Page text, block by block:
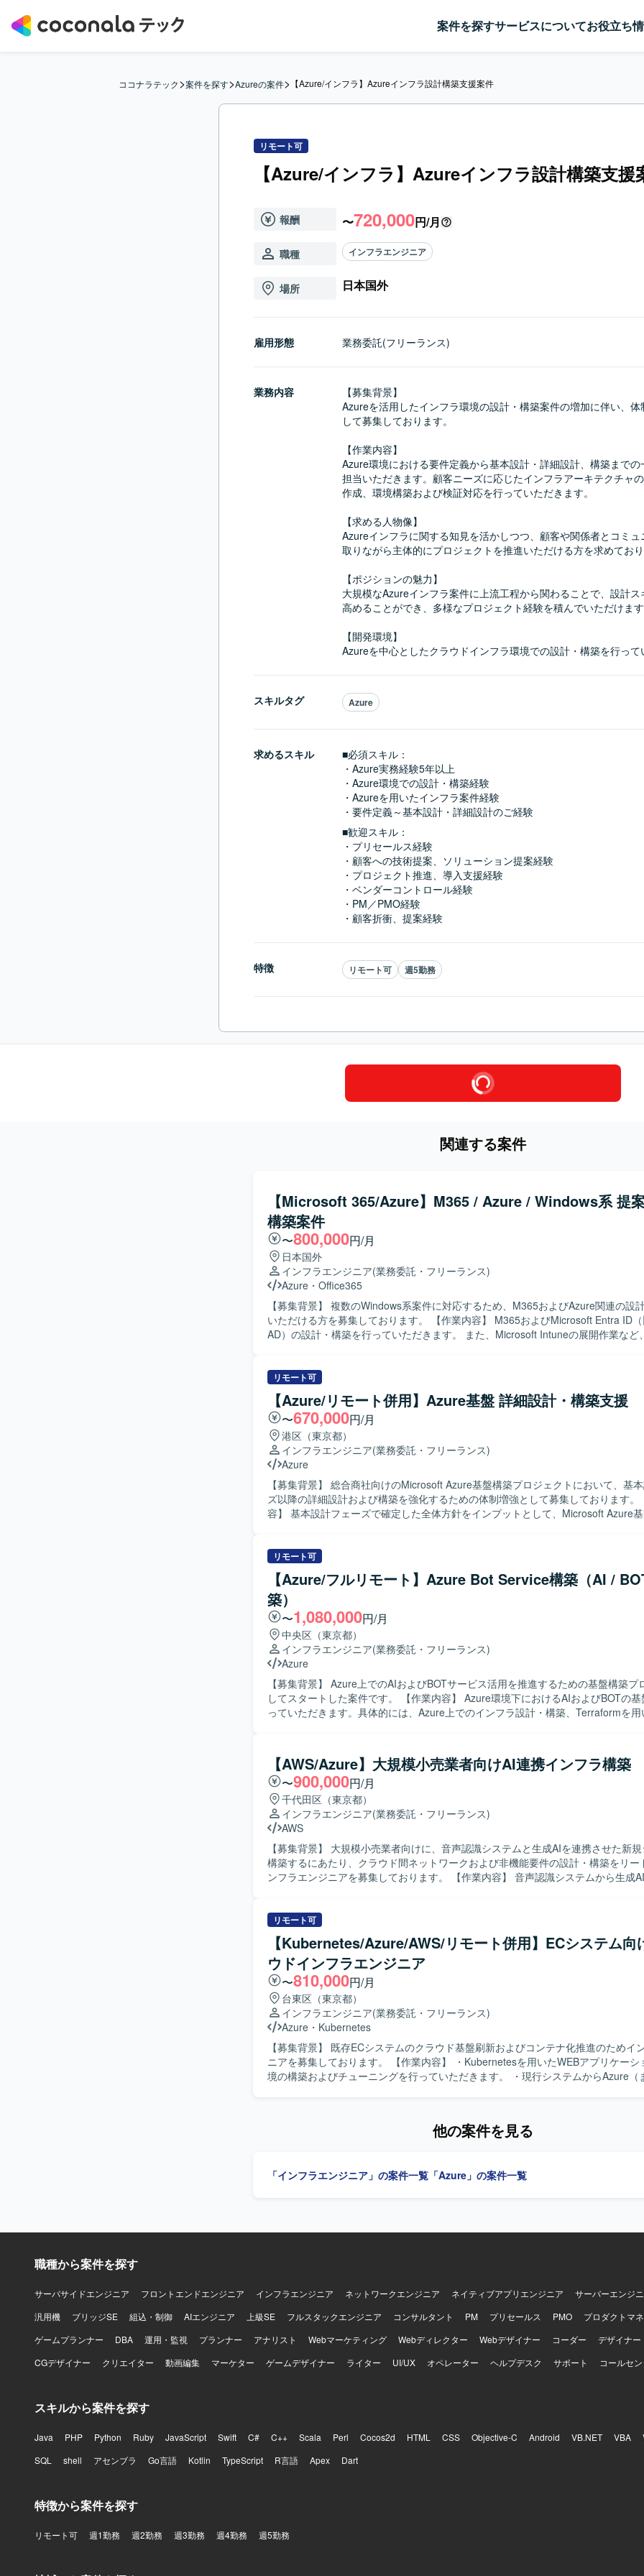
案件を探すサービスについてお役立ち
ココナラテック>案件を探す>Azureの案件> 【Azure/インフラ】Azureインフラ設計構築支援案件
リモート可
【Azure/インフラ】Azureインフラ設計構築支援
報酬 〜720,000円/月
職種 インフラエンジニア
場所 日本国外
雇用形態 業務委託(フリーランス)
業務内容
【募集背景】
Azureを活用したインフラ環境の設計・構築案件の増加に伴い、体
して募集しております。
【作業内容】
Azure環境における要件定義から基本設計・詳細設計、構築まで
担当いただきます。顧客ニーズに応じたインフラアーキテクチャ
作成、環境構築および検証対応を行っていただきます。
【求める人物像】
Azureインフラに関する知見を活かしつつ、顧客や関係者とコミュ
取りながら主体的にプロジェクトを推進いただける方を求めており
【ポジションの魅力】
大規模なAzureインフラ案件に上流工程から関わることで、設計ス
高めることができ、多様なプロジェクト経験を積んでいただけます
【開発環境】
Azureを中心としたクラウドインフラ環境での設計・構築を行って
スキルタグ Azure
求めるスキル
■必須スキル：
・Azure実務経験5年以上
・Azure環境での設計・構築経験
・Azureを用いたインフラ案件経験
・要件定義～基本設計・詳細設計のご経験
■歓迎スキル：
・プリセールス経験
・顧客への技術提案、ソリューション提案経験
・プロジェクト推進、導入支援経験
・ベンダーコントロール経験
・PM／PMO経験
・顧客折衝、提案経験
特徴 リモート可 週5勤務
関連する案件
【Microsoft 365/Azure】M365 / Azure / Windows系 提
構築案件
〜800,000円/月
日本国外
インフラエンジニア(業務委託・フリーランス)
Azure ・ Office365
【募集背景】 複数のWindows系案件に対応するため、M365およびAzure関連の設
いただける方を募集しております。 【作業内容】 M365およびMicrosoft Entra ID（旧Azure
AD）の設計・構築を行っていただきます。 また、Microsoft Intuneの展開作業など
も積極的にキャッチアップしていきたい意欲のある方を求めております。 関係者と
ュニケーションを取りながら、複数案件を並行して進めることができる方が望まし
【ポジションの魅力】 M365やEntra ID、IntuneなどMicrosoftクラウド製品群に横断
ことができ、幅広い設計構築スキルを習得していただけます。 複数案件を兼務する
まざまな要件に触れながら経験を積むことができる環境です。 【開発環境】 M365、Microsoft
Entra ID（旧Azure AD）、Microsoft Intune、Windowsサーバー、Azure環境などを
ます。
リモート可
【Azure/リモート併用】Azure基盤 詳細設計・構築支援
〜670,000円/月
港区（東京都）
インフラエンジニア(業務委託・フリーランス)
Azure
【募集背景】 総合商社向けのMicrosoft Azure基盤構築プロジェクトにおいて、基
ズ以降の詳細設計および構築を強化するための体制増強として募集しております。 【作業内
容】 基本設計フェーズで確定した全体方針をインプットとして、Microsoft Azure
基づき、設定内容の整理および構築作業を実施していただきます。 Azure Policy や
のガバナンス設定について、設計内容への反映および環境構築を行うとともに、詳
設定パラメータシートなど各種技術ドキュメントの作成も行っていただきます。
係者との技術的な調整を行い、設計内容に関する説明・レビュー対応を通じて、
ての設計品質および実装品質の担保を図っていただきます。 【求める人物像】 Azure基盤の設
計・構築に主体的かつ自律的に取り組み、基本設計方針を正確に理解したうえで詳
築へ落とし込める方を求めております。 顧客や関係者と円滑にコミュニケーション
ら技術的な議論や説明ができ、レビューを通じて品質向上に貢献いただける方が望
す。 チーム内の方針に沿いながらも、自ら課題を見つけ解決に向けて行動できる方
ジションです。 【ポジションの魅力】 エンタープライズ規模の総合商社向けAzure基盤プロジ
ェクトに参画し、ネットワーク、セキュリティ、権限管理、ガバナンスといった基
括的に経験できる環境です。 IaCを前提とした設計・構築スタイルのもとで、
作成、技術調整まで一連の工程を通じて、上級エンジニアとしてのスキルを高めて
す。 【開発環境】 Microsoft Azure をベースとしたクラウド基盤環境で作業していただきま
す。 IaCにはBicep、ARM Template、Terraformなどを用い、Azure PolicyやRBAC
たガバナンス・権限管理を行います。 必要に応じてAzure DevOpsなどのサービス
ら、設計書・パラメータシートなど各種技術ドキュメントを整備していただきます。
リモート可
【Azure/フルリモート】Azure Bot Service構築（AI /
築）
〜1,080,000円/月
中央区（東京都）
インフラエンジニア(業務委託・フリーランス)
Azure
【募集背景】 Azure上でのAIおよびBOTサービス活用を推進するための基盤構築プ
してスタートした案件です。 【作業内容】 Azure環境下におけるAIおよびBOTの基盤構築を行
っていただきます。具体的には、Azure上でのインフラ設計・構築、Terraformを
新しい技術要素をキャッチアップしながら提案や改善を行っていただける方を求め
関係者と円滑にコミュニケーションを取りながら、着実に作業を進めていただける
いです。 【ポジションの魅力】 Azureを中心としたクラウドネイティブな環境で、AIおよび
BOT領域の基盤構築に上流から運用まで携わることができます。Terraformによる
AI関連サービスなど、今後需要の高い技術スタックを実務で経験できる点が魅力です。 【
環境】 Azure, Azure AI Foundry Agent, Terraform (IaC)
【AWS/Azure】大規模小売業者向けAI連携インフラ構築
〜900,000円/月
千代田区（東京都）
インフラエンジニア(業務委託・フリーランス)
AWS
【募集背景】 大規模小売業者向けに、音声認識システムと生成AIを連携させた新
構築するにあたり、クラウド間ネットワークおよび非機能要件の設計・構築をリー
ンフラエンジニアを募集しております。 【作業内容】 音声認識システムから生成AI基盤へのリ
ワーク連携の設計・構築を実施していただきます。具体的には、AWS側でのNLB構
ィング設計、Azure側でのサブスクリプションおよびネットワーク、Azure OpenAI
構築、Private EndpointおよびPrivateLinkの設定などを行っていただきます。また、
グやDNS、セキュリティ関連の設定を含む非機能要件の設計・構築や、統合基盤標
監視・セキュリティ設定、エージェントインストールなども実施していただきます
音声認識システム担当ベンダーや業務アプリベンダーとの仕様・設定値の調整、構
グの調整といったマルチベンダー間の調整業務も担っていただきます。エンド側メ
同で作業を進め、スケジュール管理や技術的な支援、若手メンバーへの教育も行っ
ます。要件定義工程の結果を踏まえ、基本設計から試験まで一連の工程を推進して
定です。 【求める人物像】 マルチクラウド環境におけるネットワーク設計・構築に主体的に取
り組み、要件整理から試験までを自走して推進できる方を求めております。複数の
調しながら、状況に応じて柔軟にコミュニケーションを取り、タスクの優先度付け
基盤構築に携わることができ、マルチクラウド間ネットワークや非機能要件設計な
ラ領域における幅広い経験を積むことができます。要件整理から設計・構築・試験
音声認識システム基盤とAzure上の生成AI基盤（Azure OpenAI）を対象としたマル
準拠した設定や統合運用製品のエージェント導入などを行っていただきます。
リモート可
【Kubernetes/Azure/AWS/リモート併用】ECシステム向
ウドインフラエンジニア
〜810,000円/月
台東区（東京都）
インフラエンジニア(業務委託・フリーランス)
Azure ・ Kubernetes
【募集背景】 既存ECシステムのクラウド基盤刷新およびコンテナ化推進のためイ
ニアを募集しております。 【作業内容】 ・Kubernetesを用いたWEBアプリケーション動作環
境の構築およびチューニングを行っていただきます。 ・現行システムからAzure（
ションを取りながら、主体的に課題解決を進めていただける方を求めております。
から関わることができ、インフラアーキテクチャ設計や運用設計のスキルを高めて
（詳細はプロジェクト内ルールに準拠）
他の案件を見る
「インフラエンジニア」の案件一覧 「Azure」の案件一覧
職種から案件を探す
サーバサイドエンジニア フロントエンドエンジニア インフラエンジニア ネットワークエンジニア ネイティブアプリエンジニア サーバーエンジ
汎用機
ブリッジSE 組込・制御 AIエンジニア 上級SE フルスタックエンジニア コンサルタント PM プリセールス PMO プロダクトマ
ゲームプランナー
DBA 運用・監視 プランナー アナリスト Webマーケティング Webディレクター Webデザイナー コーダー デザイナー
CGデザイナー
クリエイター 動画編集 マーケター ゲームデザイナー ライター UI/UX オペレーター ヘルプデスク サポート コールセ
スキルから案件を探す
Java PHP Python Ruby JavaScript Swift C# C++ Scala Perl Cocos2d HTML CSS Objective-C Android VB.NET VBA
SQL
shell アセンブラ Go言語 Kotlin TypeScript R言語 Apex Dart
特徴から案件を探す
リモート可 週1勤務 週2勤務 週3勤務 週4勤務 週5勤務